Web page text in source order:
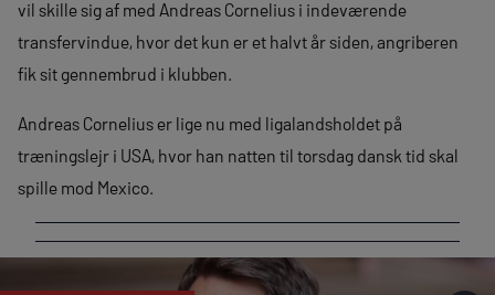
vil skille sig af med Andreas Cornelius i indeværende
transfervindue, hvor det kun er et halvt år siden, angriberen
fik sit gennembrud i klubben.
Andreas Cornelius er lige nu med ligalandsholdet på
træningslejr i USA, hvor han natten til torsdag dansk tid skal
spille mod Mexico.